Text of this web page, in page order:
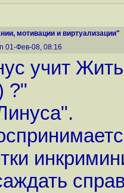
мотивации и виртуализации"
01-Фев-08, 08:16
учит
?"